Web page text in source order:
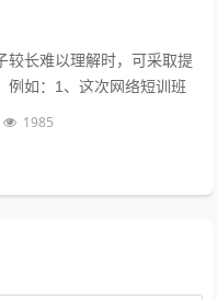
较长难以理解时，可采取提
例如：1、这次网络短训班
本校人员外，还有来自清华
1985